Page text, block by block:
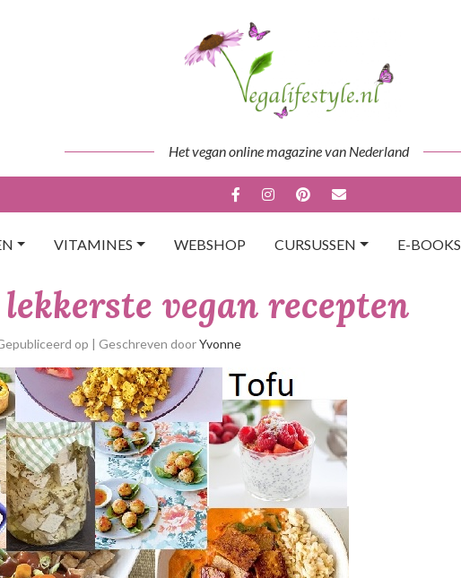
Het vegan online magazine van Nederland
VITAMINES WEBSHOP CURSUSSEN E-BOOKS
vegan recepten
op | Geschreven doorYvonne